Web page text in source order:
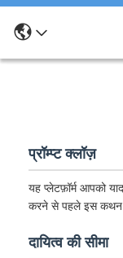
प्रॉम्प्ट क्लॉज़
यह प्लेटफ़ॉर्म आपको
करने से पहले इस कथन
दायित्व की सीमा